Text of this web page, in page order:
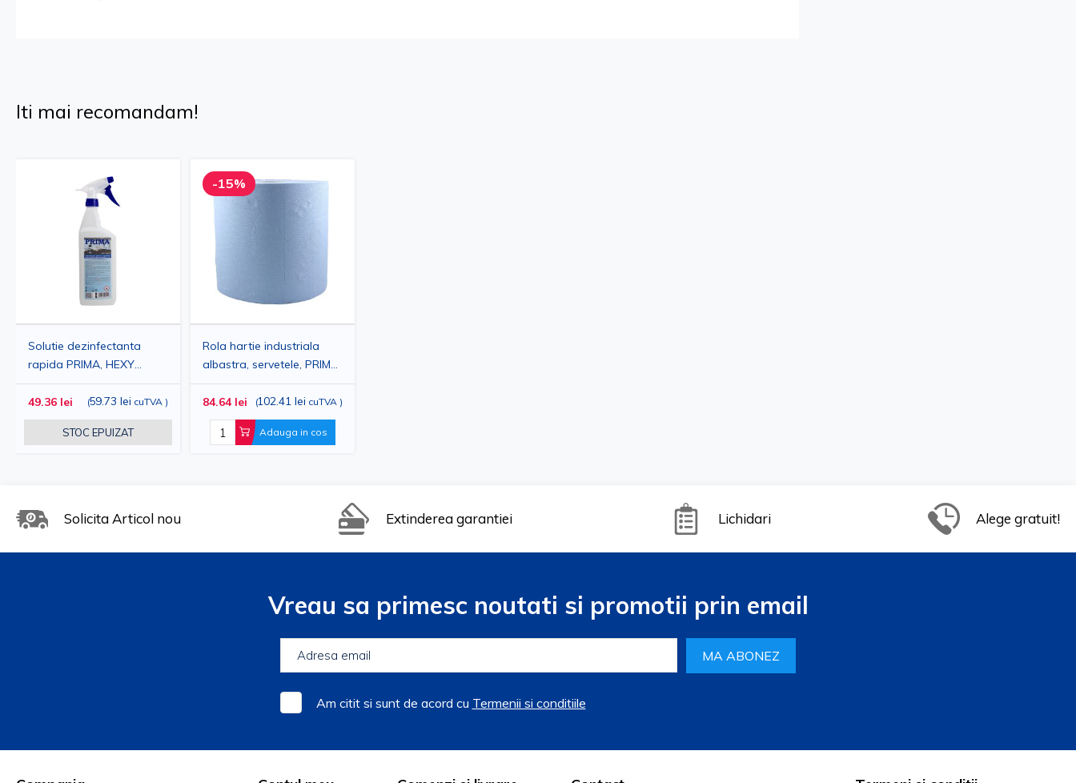
Iti mai recomandam!
Solutie dezinfectanta
rapida PRIMA, HEXY
SPRAY, pentru suparfete,
1 L
49.36 lei (59.73 lei cuTVA )
STOC EPUIZAT
-15%
Rola hartie industriala
albastra, servetele, PRIMA,
2 straturi, 26cmx296m, 2
role/set
84.64 lei (102.41 lei cuTVA )
Adauga in cos
Solicita Articol nou Extinderea garantiei Lichidari Alege gratuit!
Vreau sa primesc noutati si promotii prin email
MA ABONEZ
Am citit si sunt de acord cu Termenii si conditiile